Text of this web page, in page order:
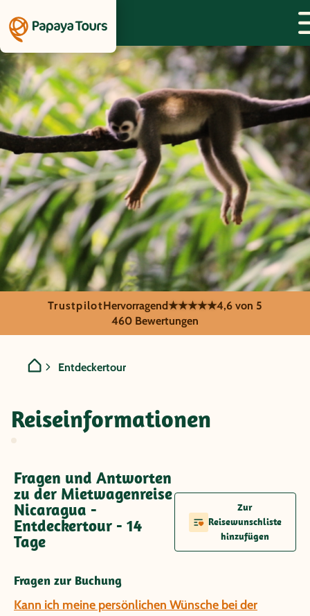
Nicaragua - Entdeckertour
TrustpilotHervorragend★★★★★4,6 von 5
460 Bewertungen
Entdeckertour
Reiseinformationen
Fragen und Antworten
zu der Mietwagenreise
Nicaragua -
Entdeckertour - 14
Tage
Zur
Reisewunschliste
hinzufügen
Fragen zur Buchung
Kann ich meine persönlichen Wünsche bei der